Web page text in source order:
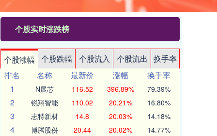
个股实时涨跌榜
个股涨幅 个股跌幅 个股流入 个股流出
换手率
排名
名称 最新价 涨幅
换手率
1
N展芯 116.52 396.89% 79.39%
2 锐翔智能 110.02 20.21% 16.80%
3 志特新材 14.8 20.03% 14.18%
4 博腾股份 20.44 20.02% 14.77%